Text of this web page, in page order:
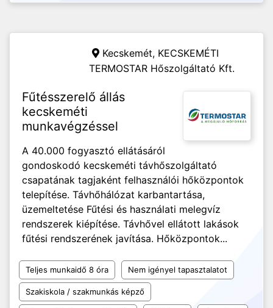
Kecskemét, KECSKEMÉTI
TERMOSTAR Hőszolgáltató Kft.
Fűtésszerelő állás
kecskeméti
munkavégzéssel
A 40.000 fogyasztó ellátásáról
gondoskodó kecskeméti távhőszolgáltató
csapatának tagjaként felhasználói hőközpontok
telepítése. Távhőhálózat karbantartása,
üzemeltetése Fűtési és használati melegvíz
rendszerek kiépítése. Távhővel ellátott lakások
fűtési rendszerének javítása. Hőközpontok...
Teljes munkaidő 8 óra Nem igényel tapasztalatot
Szakiskola / szakmunkás képző